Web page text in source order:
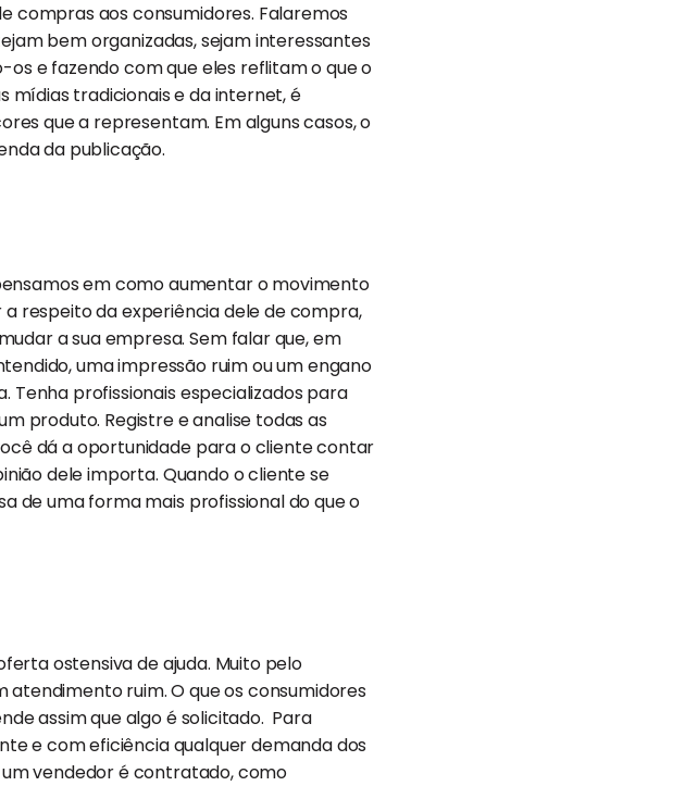
compras aos consumidores. Falaremos
bem organizadas, sejam interessantes
e fazendo com que eles reflitam o que o
mídias tradicionais e da internet, é
que a representam. Em alguns casos, o
da publicação.
em como aumentar o movimento
a respeito da experiência dele de compra,
a sua empresa. Sem falar que, em
uma impressão ruim ou um engano
profissionais especializados para
produto. Registre e analise todas as
dá a oportunidade para o cliente contar
dele importa. Quando o cliente se
de uma forma mais profissional do que o
ostensiva de ajuda. Muito pelo
atendimento ruim. O que os consumidores
assim que algo é solicitado. Para
e com eficiência qualquer demanda dos
vendedor é contratado, como